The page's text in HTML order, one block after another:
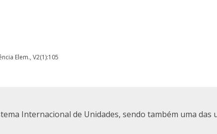
Elem., V2(1):105
Internacional de Unidades, sendo também uma das